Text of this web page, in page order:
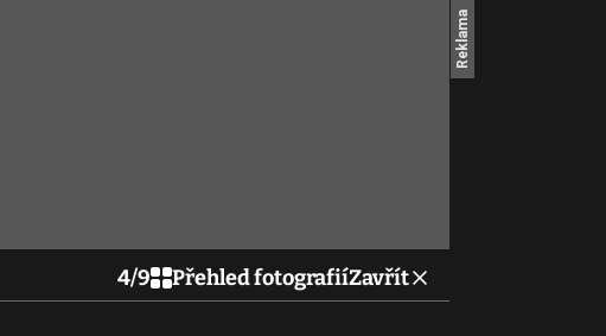
4/9 Přehled fotografiíZavřít